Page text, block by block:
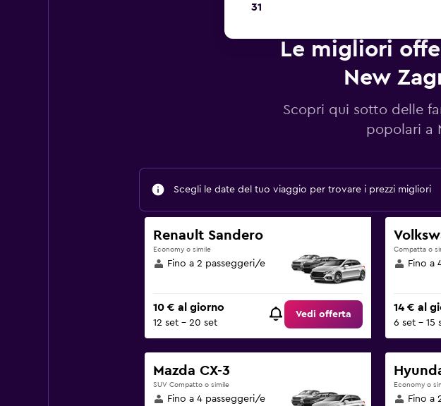
Le migliori
New
Scopri qui sotto delle
popolari a
Scegli le date del tuo viaggio per trovare i prezzi migliori
Renault Sandero
Economy o simile
Fino a 2 passeggeri/e
10 € al giorno
12 set - 20 set
Vedi offerta
Compatta o
Fino a
14 € al
6 set - 15
Mazda CX-3
SUV Compatto o simile
Fino a 4 passeggeri/e
Economy o
Fino a
31